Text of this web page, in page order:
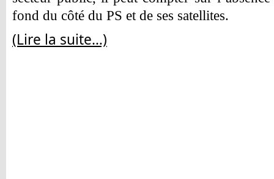
fond du côté du PS et de ses satellites.
(Lire la suite…)